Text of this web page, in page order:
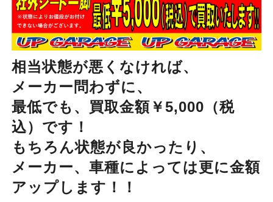
相当状態が悪くなければ、
メーカー問わずに、
最低でも、 買取金額￥5,000（税
込）です！
もちろん状態が良かったり、
メーカー、車種によっては更に金額
アップします！！